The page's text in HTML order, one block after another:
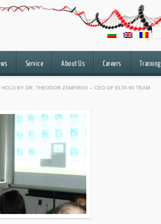
Service About Us Careers Training
BY DR. THEODOR ZAMFIROV – CEO OF ELTA 90 TEAM